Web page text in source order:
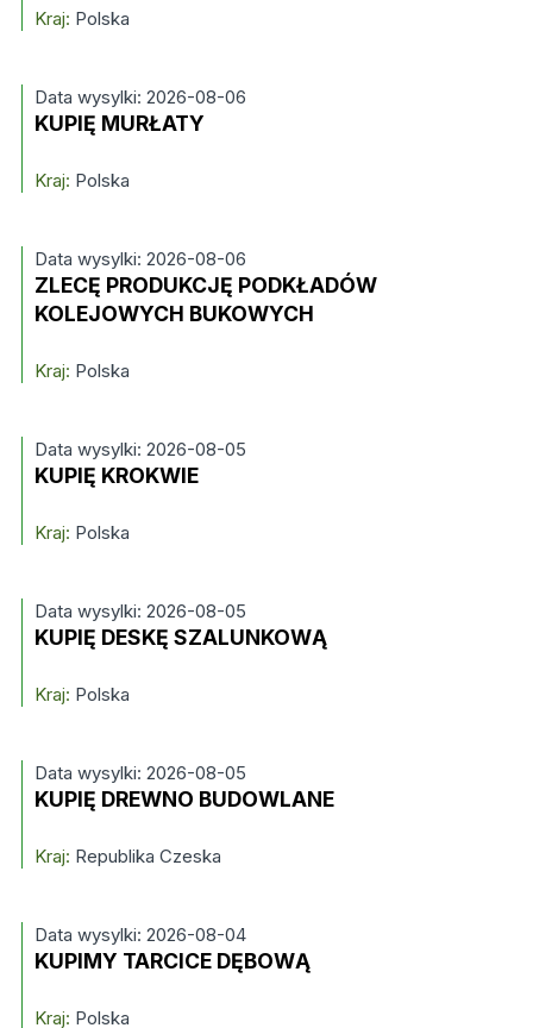
Kraj: Polska
Data wysylki: 2026-08-06
KUPIĘ MURŁATY
Kraj: Polska
Data wysylki: 2026-08-06
ZLECĘ PRODUKCJĘ PODKŁADÓW
KOLEJOWYCH BUKOWYCH
Kraj: Polska
Data wysylki: 2026-08-05
KUPIĘ KROKWIE
Kraj: Polska
Data wysylki: 2026-08-05
KUPIĘ DESKĘ SZALUNKOWĄ
Kraj: Polska
Data wysylki: 2026-08-05
KUPIĘ DREWNO BUDOWLANE
Kraj: Republika Czeska
Data wysylki: 2026-08-04
KUPIMY TARCICE DĘBOWĄ
Kraj: Polska